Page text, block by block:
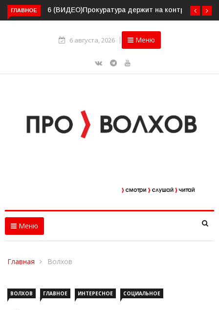
ГЛАВНОЕ
Прокуратура держит на контроле организацию
пассажирских перевозок в Волховском районе
6 августа, 2026